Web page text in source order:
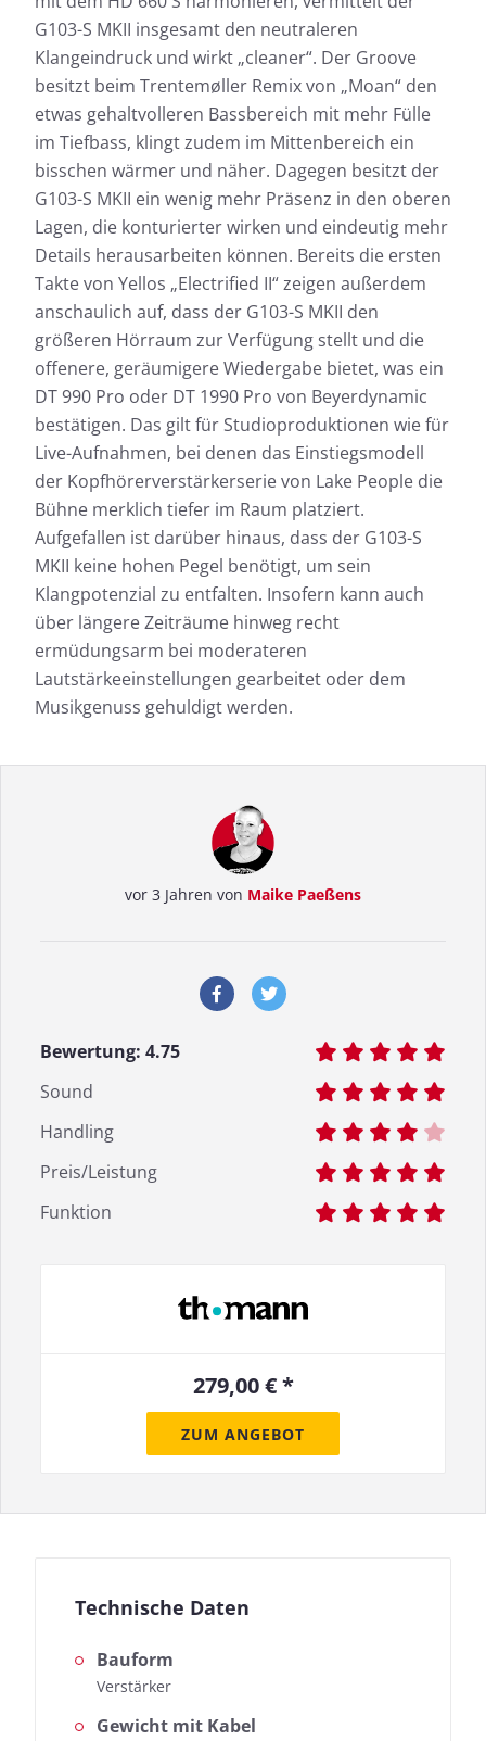
G103-S MKII insgesamt den neutraleren
Klangeindruck und wirkt „cleaner“. Der Groove
besitzt beim Trentemøller Remix von „Moan“ den
etwas gehaltvolleren Bassbereich mit mehr Fülle
im Tiefbass, klingt zudem im Mittenbereich ein
bisschen wärmer und näher. Dagegen besitzt der
G103-S MKII ein wenig mehr Präsenz in den oberen
Lagen, die konturierter wirken und eindeutig mehr
Details herausarbeiten können. Bereits die ersten
Takte von Yellos „Electrified II“ zeigen außerdem
anschaulich auf, dass der G103-S MKII den
größeren Hörraum zur Verfügung stellt und die
offenere, geräumigere Wiedergabe bietet, was ein
DT 990 Pro oder DT 1990 Pro von Beyerdynamic
bestätigen. Das gilt für Studioproduktionen wie für
Live-Aufnahmen, bei denen das Einstiegsmodell
der Kopfhörerverstärkerserie von Lake People die
Bühne merklich tiefer im Raum platziert.
Aufgefallen ist darüber hinaus, dass der G103-S
MKII keine hohen Pegel benötigt, um sein
Klangpotenzial zu entfalten. Insofern kann auch
über längere Zeiträume hinweg recht
ermüdungsarm bei moderateren
Lautstärkeeinstellungen gearbeitet oder dem
Musikgenuss gehuldigt werden.
vor 3 Jahren von Maike Paeßens
Bewertung: 4.75
Sound
Handling
Preis/Leistung
Funktion
279,00 € *
ZUM ANGEBOT
Technische Daten
Bauform
Verstärker
Gewicht mit Kabel